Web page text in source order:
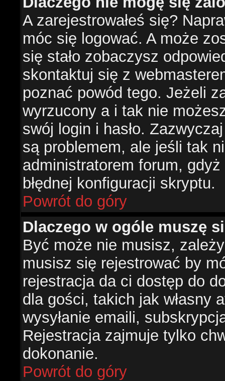
A zarejestrowałeś się?
móc się logować. A może
się stało zobaczysz
skontaktuj się z
poznać powód tego. Jeżeli
wyrzucony a i tak nie
swój login i hasło.
są problemem, ale jeśli tak
administratorem forum,
błędnej konfiguracji skryptu.
Powrót do góry
Dlaczego w ogóle muszę
Być może nie musisz,
musisz się rejestrować by
rejestracja da ci dostęp do
dla gości, takich jak własny
wysyłanie emaili,
Rejestracja zajmuje tylko
dokonanie.
Powrót do góry